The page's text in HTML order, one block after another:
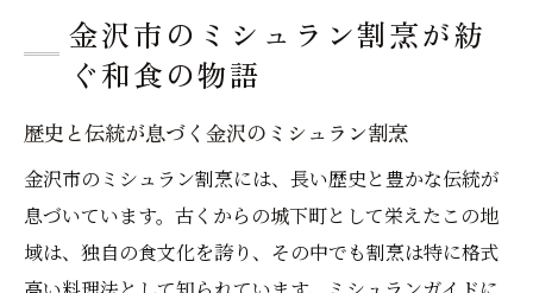
訪れるたびに新しい発見がある金沢の割烹
ミシュランが認めた金沢の割烹で味わう四季の
四季折々の食材を楽しむミシュラン割烹
季節を感じる金沢市のミシュラン体験
春夏秋冬の味覚を堪能する金沢割烹
金沢の四季が織り成すミシュラン割烹の一
金沢市のミシュラン割烹が紡
ぐ和食の物語
歴史と伝統が息づく金沢のミシュラン割烹
金沢市のミシュラン割烹には、長い歴史と豊かな伝統が
息づいています。古くからの城下町として栄えたこの地
域は、独自の食文化を誇り、その中でも割烹は特に格式